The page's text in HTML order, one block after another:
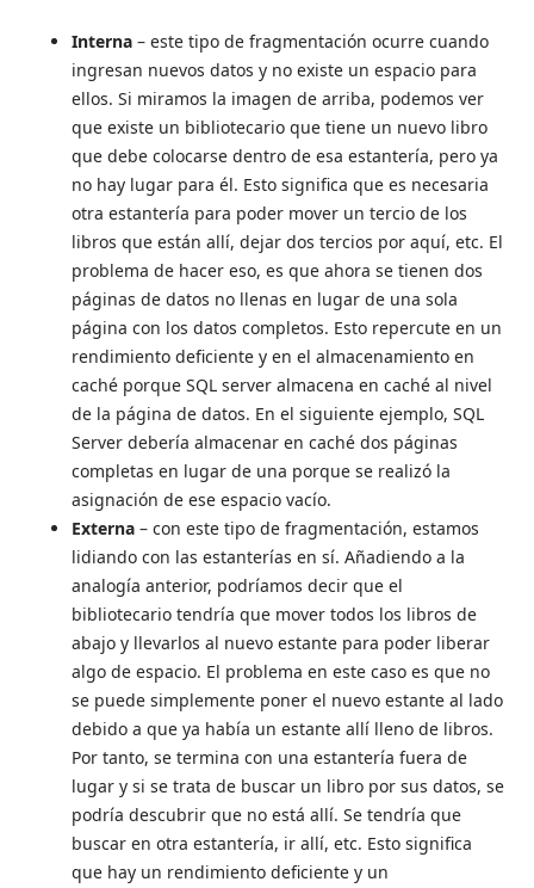
Interna – este tipo de fragmentación ocurre cuando
ingresan nuevos datos y no existe un espacio para
ellos. Si miramos la imagen de arriba, podemos ver
que existe un bibliotecario que tiene un nuevo libro
que debe colocarse dentro de esa estantería, pero ya
no hay lugar para él. Esto significa que es necesaria
otra estantería para poder mover un tercio de los
libros que están allí, dejar dos tercios por aquí, etc. El
problema de hacer eso, es que ahora se tienen dos
páginas de datos no llenas en lugar de una sola
página con los datos completos. Esto repercute en un
rendimiento deficiente y en el almacenamiento en
caché porque SQL server almacena en caché al nivel
de la página de datos. En el siguiente ejemplo, SQL
Server debería almacenar en caché dos páginas
completas en lugar de una porque se realizó la
asignación de ese espacio vacío.
Externa – con este tipo de fragmentación, estamos
lidiando con las estanterías en sí. Añadiendo a la
analogía anterior, podríamos decir que el
bibliotecario tendría que mover todos los libros de
abajo y llevarlos al nuevo estante para poder liberar
algo de espacio. El problema en este caso es que no
se puede simplemente poner el nuevo estante al lado
debido a que ya había un estante allí lleno de libros.
Por tanto, se termina con una estantería fuera de
lugar y si se trata de buscar un libro por sus datos, se
podría descubrir que no está allí. Se tendría que
buscar en otra estantería, ir allí, etc. Esto significa
que hay un rendimiento deficiente y un